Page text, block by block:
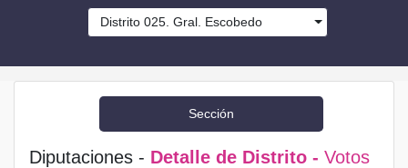
Distrito 025. Gral. Escobedo
Sección
Diputaciones - Detalle de Distrito - Votos